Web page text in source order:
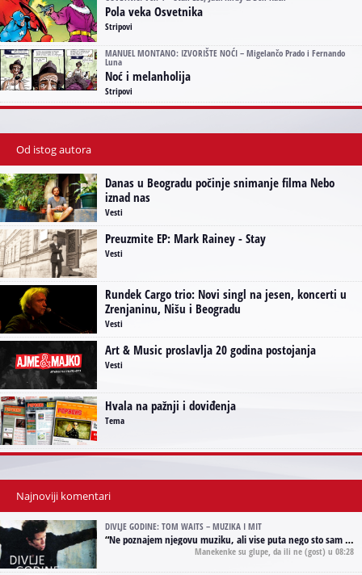
Pola veka Osvetnika
Stripovi
MANUEL MONTANO: IZVORIŠTE NOĆI – Migelančo Prado i Fernando
Luna
Noć i melanholija
Stripovi
Od istog autora
Danas u Beogradu počinje snimanje filma Nebo
iznad nas
Vesti
Preuzmite EP: Mark Rainey - Stay
Vesti
Rundek Cargo trio: Novi singl na jesen, koncerti u
Zrenjaninu, Nišu i Beogradu
Vesti
Art & Music proslavlja 20 godina postojanja
Vesti
Hvala na pažnji i doviđenja
Tema
Najnoviji komentari
DIVLJE GODINE: TOM WAITS – MUZIKA I MIT
“Ne poznajem njegovu muziku, ali vise puta nego sto sam to zazeleo gledao sam njegove umjetnicke slike na raznim stranama interneta. Te stoga zakljucujem da je Tom Waits Lady Gaga muzike namrstenih, ma
Manekenke su glupe, da ili ne (gost) u 08:28